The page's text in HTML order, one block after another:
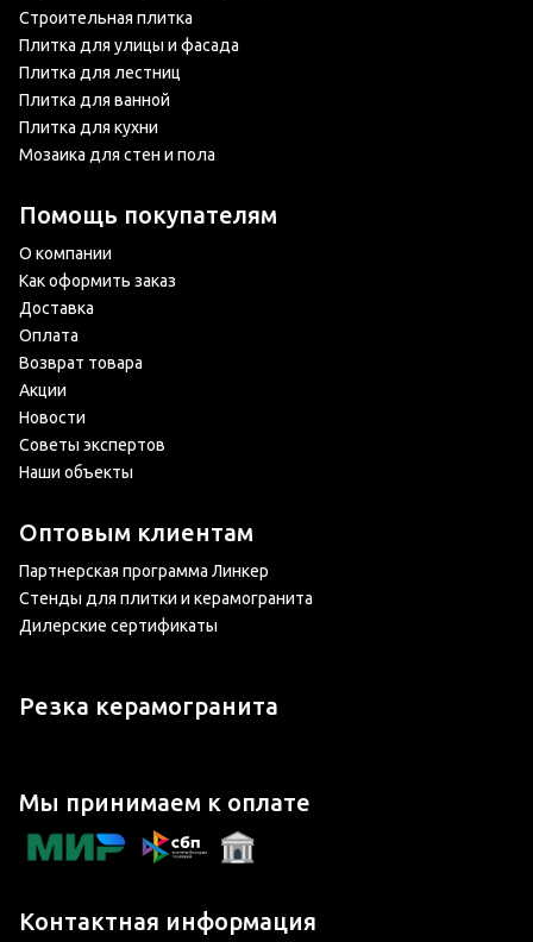
Строительная плитка
Плитка для улицы и фасада
Плитка для лестниц
Плитка для ванной
Плитка для кухни
Мозаика для стен и пола
Помощь покупателям
О компании
Как оформить заказ
Доставка
Оплата
Возврат товара
Акции
Новости
Советы экспертов
Наши объекты
Оптовым клиентам
Партнерская программа Линкер
Стенды для плитки и керамогранита
Дилерские сертификаты
Резка керамогранита
Мы принимаем к оплате
Контактная информация